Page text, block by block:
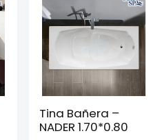
Tina Bañera –
NADER 1.70*0.80